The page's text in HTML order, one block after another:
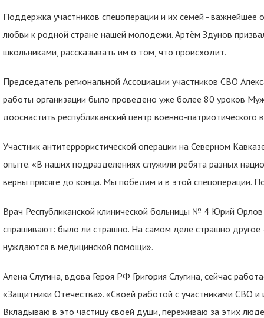
Поддержка участников спецоперации и их семей -
любви к родной стране нашей молодежи. Артём Здунов
школьниками, рассказывать им о том, что происходит.
Председатель региональной Ассоциации участников СВО
работы организации было проведено уже более 80 уроков
дооснастить республиканский центр военно-
Участник антитеррористической операции на Северном
опыте. «В наших подразделениях служили ребята разных
верны присяге до конца. Мы победим и в этой спецоперации.
Врач Республиканской клинической больницы № 4 Юрий
спрашивают: было ли страшно. На самом деле страшно
нуждаются в медицинской помощи».
Алена Слугина, вдова Героя РФ Григория Слугина, сейчас
«Защитники Отечества». «Своей работой с участниками СВО
Вкладываю в это частицу своей души, переживаю за этих